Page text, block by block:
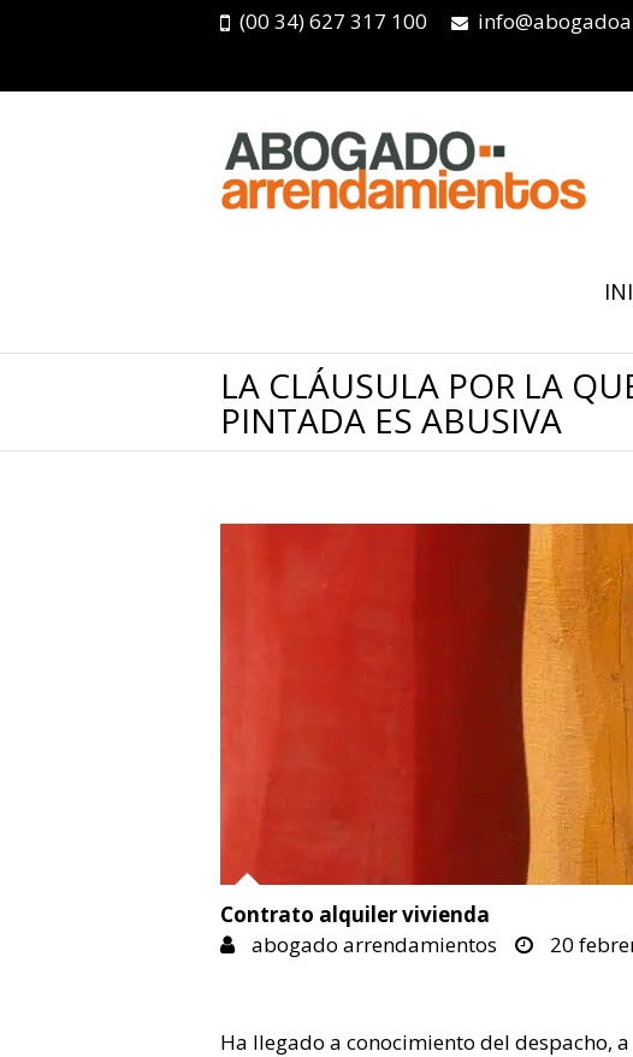
(00 34) 627 317 100
LA CLÁUSULA POR LA
PINTADA ES ABUSIVA
Contrato alquiler vivienda
abogado arrendamientos
20
Ha llegado a conocimiento del despacho,